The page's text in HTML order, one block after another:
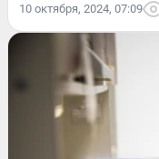
10 октября, 2024, 07:09